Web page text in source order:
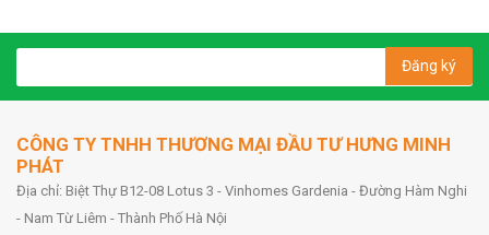
Đăng ký
CÔNG TY TNHH THƯƠNG MẠI ĐẦU TƯ HƯNG MINH
PHÁT
Địa chỉ: Biệt Thự B12-08 Lotus 3 - Vinhomes Gardenia - Đường Hàm Nghi
- Nam Từ Liêm - Thành Phố Hà Nội